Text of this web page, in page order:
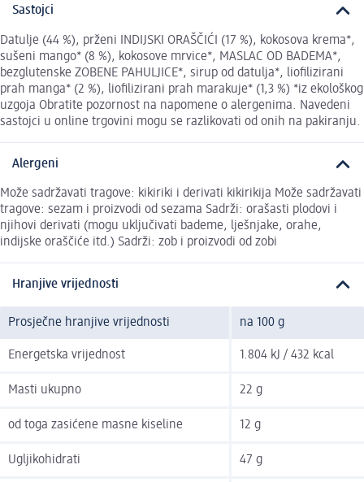
Sastojci
Datulje (44 %), prženi INDIJSKI ORAŠČIĆI (17 %), kokosova krema*,
sušeni mango* (8 %), kokosove mrvice*, MASLAC OD BADEMA*,
bezglutenske ZOBENE PAHULJICE*, sirup od datulja*, liofilizirani
prah manga* (2 %), liofilizirani prah marakuje* (1,3 %) *iz ekološkog
uzgoja Obratite pozornost na napomene o alergenima. Navedeni
sastojci u online trgovini mogu se razlikovati od onih na pakiranju.
Alergeni
Može sadržavati tragove: kikiriki i derivati kikirikija Može sadržavati
tragove: sezam i proizvodi od sezama Sadrži: orašasti plodovi i
njihovi derivati (mogu uključivati bademe, lješnjake, orahe,
indijske oraščiće itd.) Sadrži: zob i proizvodi od zobi
Hranjive vrijednosti
Prosječne hranjive vrijednosti na 100 g
Energetska vrijednost 1.804 kJ / 432 kcal
Masti ukupno 22 g
od toga zasićene masne kiseline 12 g
Ugljikohidrati 47 g